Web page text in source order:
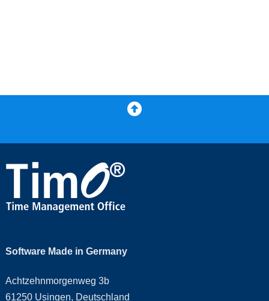
Software Made in Germany
Achtzehnmorgenweg 3b
61250 Usingen, Deutschland